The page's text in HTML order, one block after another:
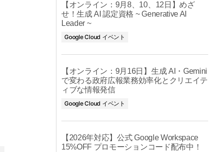
【オンライン：9月8、10、12日】めざ
せ！生成 AI 認定資格 ~ Generative AI
Leader ~
Google Cloud イベント
【オンライン：9月16日】生成 AI・Gemini
で変わる政府広報業務効率化とクリエイテ
ィブな情報発信
Google Cloud イベント
【2026年対応】公式 Google Workspace
15%OFF プロモーションコード配布中！